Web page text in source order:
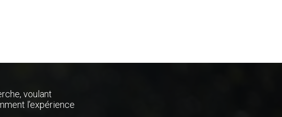
voulant
l’expérience